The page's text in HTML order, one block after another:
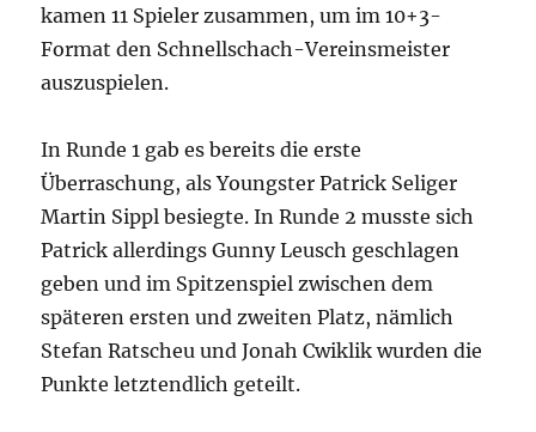
kamen 11 Spieler zusammen, um im 10+3-
Format den Schnellschach-Vereinsmeister
auszuspielen.
In Runde 1 gab es bereits die erste
Überraschung, als Youngster Patrick Seliger
Martin Sippl besiegte. In Runde 2 musste sich
Patrick allerdings Gunny Leusch geschlagen
geben und im Spitzenspiel zwischen dem
späteren ersten und zweiten Platz, nämlich
Stefan Ratscheu und Jonah Cwiklik wurden die
Punkte letztendlich geteilt.